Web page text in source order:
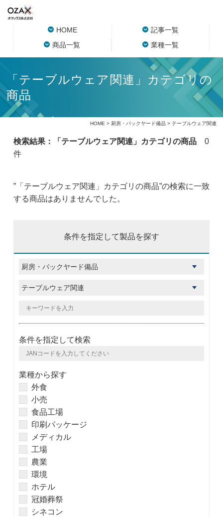
HOME
記事一覧
商品一覧
業種一覧
「テーブルウェア関連」カテゴリの
商品
HOME > 厨房・バックヤード備品> テーブルウェア関連
検索結果：「テーブルウェア関連」カテゴリの商品0
件
”「テーブルウェア関連」カテゴリの商品”の検索に一致
する商品はありませんでした。
条件を指定して製品を探す
条件を指定して検索
業種から探す
外食
小売
食品工場
印刷パッケージ
メディカル
工場
農業
環境
ホテル
冠婚葬祭
シネコン